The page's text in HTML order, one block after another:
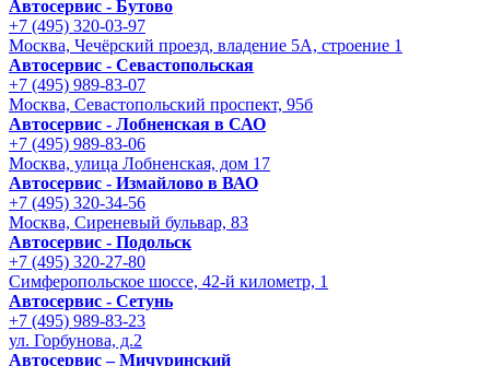
Автосервис - Бутово
+7 (495) 320-03-97
Москва, Чечёрский проезд, владение 5А, строение 1
Автосервис - Cевастопольская
+7 (495) 989-83-07
Москва, Севастопольский проспект, 95б
Автосервис - Лобненская в САО
+7 (495) 989-83-06
Москва, улица Лобненская, дом 17
Автосервис - Измайлово в ВАО
+7 (495) 320-34-56
Москва, Сиреневый бульвар, 83
Автосервис - Подольск
+7 (495) 320-27-80
Симферопольское шоссе, 42-й километр, 1
Автосервис - Сетунь
+7 (495) 989-83-23
ул. Горбунова, д.2
Автосервис – Мичуринский